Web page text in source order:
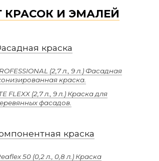
КРАСОК И ЭМАЛЕЙ
краска
(2,7 л., 9 л.) Фасадная
краска.
FLEXX (2,7 л., 9 л.) Краска для
фасадов.
краска
50 (0,2 л., 0,8 л.) Краска